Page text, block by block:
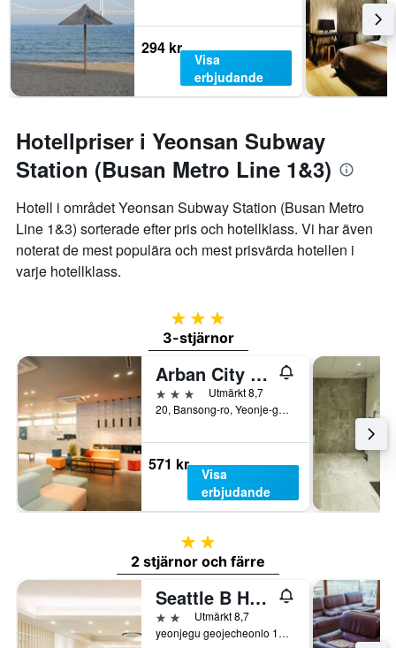
294 kr
Visa
erbjudande
Hotellpriser i Yeonsan Subway
Station (Busan Metro Line 1&3)
Hotell i området Yeonsan Subway Station (Busan Metro
Line 1&3) sorterade efter pris och hotellklass. Vi har även
noterat de mest populära och mest prisvärda hotellen i
varje hotellklass.
3 stjärnor
3-stjärnor
Arban City Hotel
3 stjärnorUtmärkt 8,7
20, Bansong-ro, Yeonje-gu, Pusan, Sydkorea
571 kr
Visa
erbjudande
2 stjärnor
2 stjärnor och färre
Seattle B Hotel
2 stjärnorUtmärkt 8,7
yeonjegu geojecheonlo 154beongil 42, Pusan, Sydkorea